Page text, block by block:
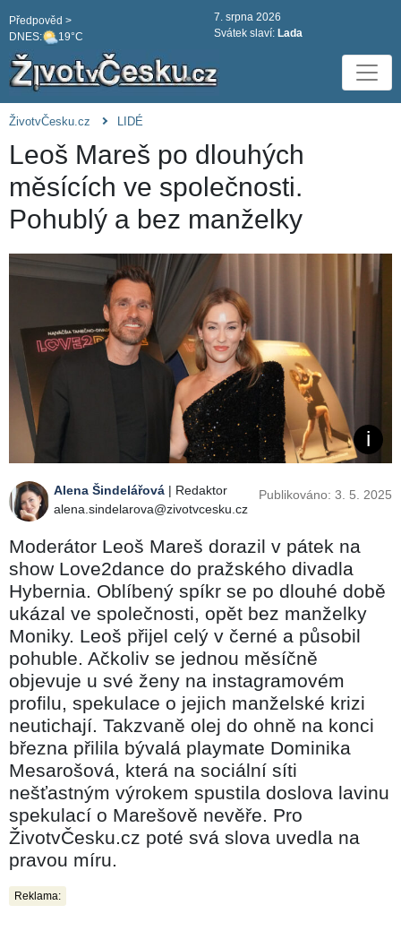
DNES: 19°C
Předpověd >
7. srpna 2026
Svátek slaví: Lada
ŽivotvČesku.cz LIDÉ
Leoš Mareš po dlouhých
měsících ve společnosti.
Pohublý a bez manželky
Alena Šindelářová | Redaktor
alena.sindelarova@zivotvcesku.cz
Publikováno: 3. 5. 2025
Moderátor Leoš Mareš dorazil v pátek na
show Love2dance do pražského divadla
Hybernia. Oblíbený spíkr se po dlouhé době
ukázal ve společnosti, opět bez manželky
Moniky. Leoš přijel celý v černé a působil
pohuble. Ačkoliv se jednou měsíčně
objevuje u své ženy na instagramovém
profilu, spekulace o jejich manželské krizi
neutichají. Takzvaně olej do ohně na konci
března přilila bývalá playmate Dominika
Mesarošová, která na sociální síti
nešťastným výrokem spustila doslova lavinu
spekulací o Marešově nevěře. Pro
ŽivotvČesku.cz poté svá slova uvedla na
pravou míru.
Reklama: